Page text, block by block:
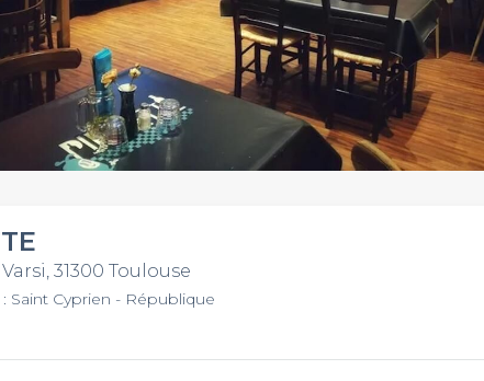
31300 Toulouse
Saint Cyprien - République